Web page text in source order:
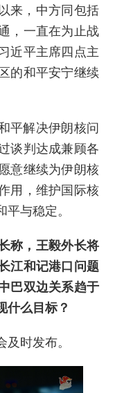
来，中方同包括
，一直在为止战
近平主席四点主
的和平安宁继续
平解决伊朗核问
谈判达成兼顾各
意继续为伊朗核
用，维护国际核
与稳定。
称，王毅外长将
江和记港口问题
巴双边关系趋于
什么目标？
时发布。